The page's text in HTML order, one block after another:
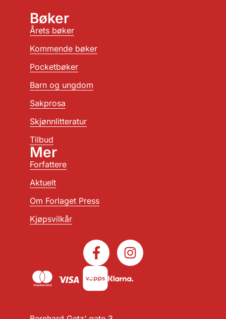
Bøker
Årets bøker
Kommende bøker
Pocketbøker
Barn og ungdom
Sakprosa
Skjønnlitteratur
Tilbud
Mer
Forfattere
Aktuelt
Om Forlaget Press
Kjøpsvilkår